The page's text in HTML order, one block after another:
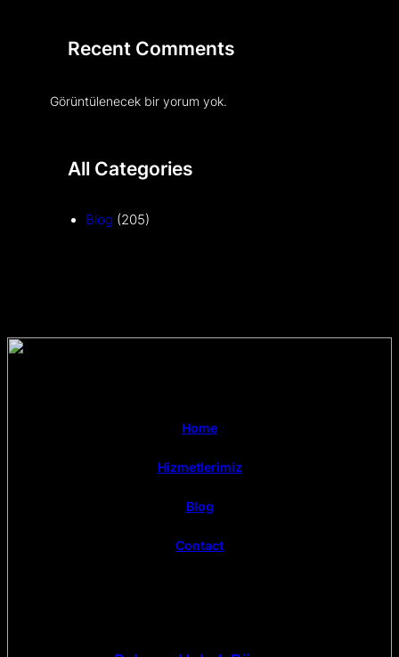
Recent Comments
Görüntülenecek bir yorum yok.
All Categories
Blog (205)
Home
Hizmetlerimiz
Blog
Contact